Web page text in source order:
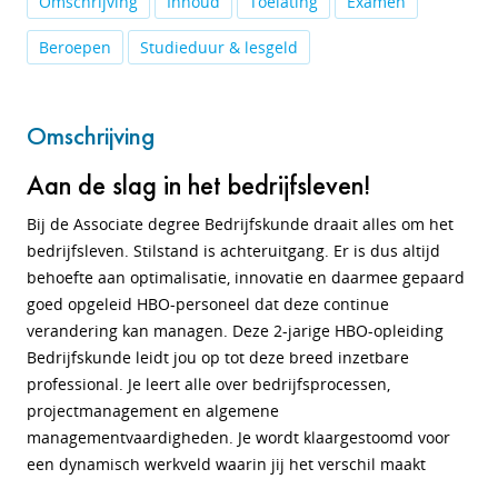
Beroepen Studieduur & lesgeld
Omschrijving
Aan de slag in het bedrijfsleven!
Bij de Associate degree Bedrijfskunde draait alles om het
bedrijfsleven. Stilstand is achteruitgang. Er is dus altijd
behoefte aan optimalisatie, innovatie en daarmee gepaard
goed opgeleid HBO-personeel dat deze continue
verandering kan managen. Deze 2-jarige HBO-opleiding
Bedrijfskunde leidt jou op tot deze breed inzetbare
professional. Je leert alle over bedrijfsprocessen,
projectmanagement en algemene
managementvaardigheden. Je wordt klaargestoomd voor
een dynamisch werkveld waarin jij het verschil maakt